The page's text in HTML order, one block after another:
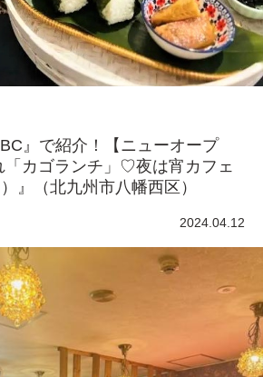
』で紹介！【ニューオープ
「カゴランチ」♡夜は宵カフェ
』（北九州市八幡西区）
2024.04.12